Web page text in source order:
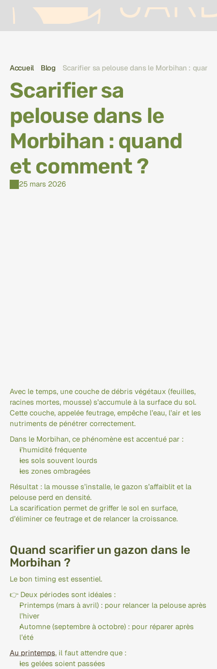
Accueil Blog Scarifier sa pelouse dans le Morbihan : quand
Scarifier sa
pelouse dans le
Morbihan : quand
et comment ?
25 mars 2026
Avec le temps, une couche de débris végétaux (feuilles,
racines mortes, mousse) s’accumule à la surface du sol.
Cette couche, appelée feutrage, empêche l’eau, l’air et les
nutriments de pénétrer correctement.
Dans le Morbihan, ce phénomène est accentué par :
l’humidité fréquente
les sols souvent lourds
les zones ombragées
Résultat : la mousse s’installe, le gazon s’affaiblit et la
pelouse perd en densité.
La scarification permet de griffer le sol en surface,
d’éliminer ce feutrage et de relancer la croissance.
Quand scarifier un gazon dans le
Morbihan ?
Le bon timing est essentiel.
👉 Deux périodes sont idéales :
Printemps (mars à avril) : pour relancer la pelouse après
l’hiver
Automne (septembre à octobre) : pour réparer après
l’été
Au printemps, il faut attendre que :
les gelées soient passées